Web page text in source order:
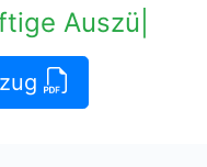
Auszüge